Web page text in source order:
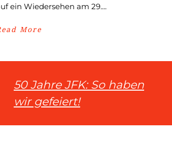
ein Wiedersehen am 29....
More
50 Jahre JFK: So haben
wir gefeiert!